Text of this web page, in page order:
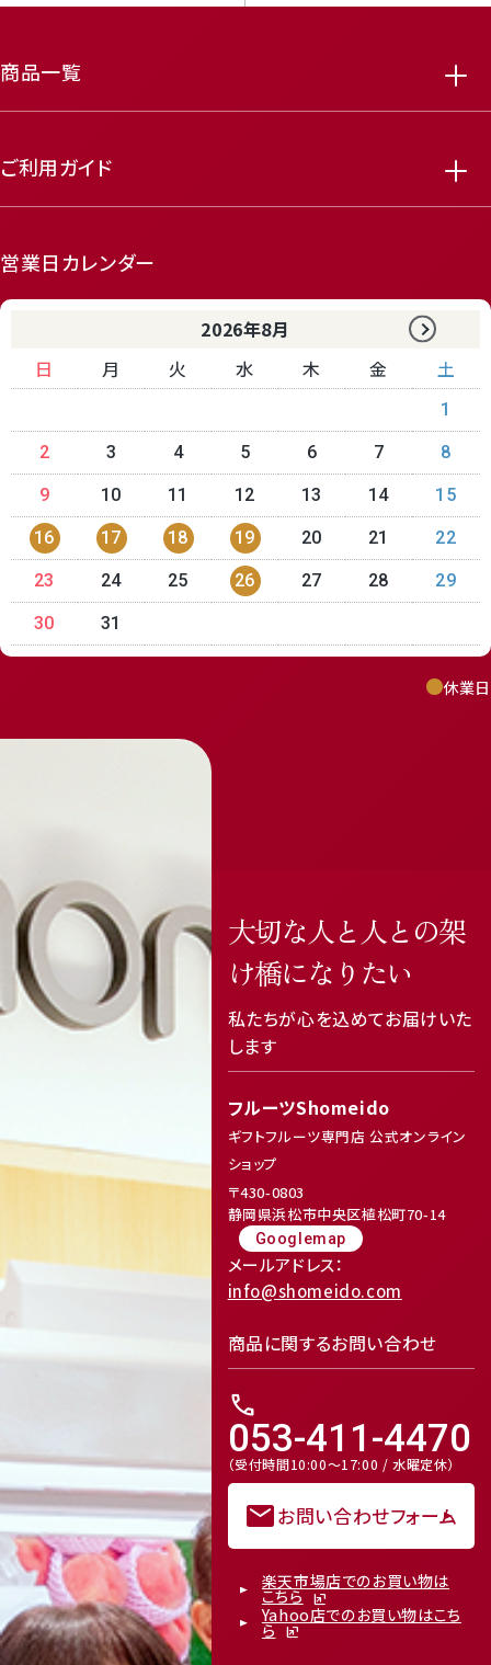
featured_seasonal_and_gifts delivery_truck_speed
receipt_long contact_support
商品一覧
ご利用ガイド
営業日カレンダー
2026年8月
日
月 火 水 木 金 土
1
2 3 4 5 6 7 8
9 10 11 12 13 14 15
16 17 18 19 20 21 22
23 24 25 26 27 28 29
30 31
休業日
大切な人と人との架
け橋になりたい
私たちが心を込めてお届けいた
します
フルーツShomeido
ギフトフルーツ専門店 公式オンライン
ショップ
〒430-0803
静岡県浜松市中央区植松町70-14
Googlemap
メールアドレス：
info@shomeido.com
商品に関するお問い合わせ
call
053-411-4470
（受付時間10:00～17:00 / 水曜定休）
mailお問い合わせフォーム
楽天市場店でのお買い物は
こちら
Yahoo店でのお買い物はこち
ら